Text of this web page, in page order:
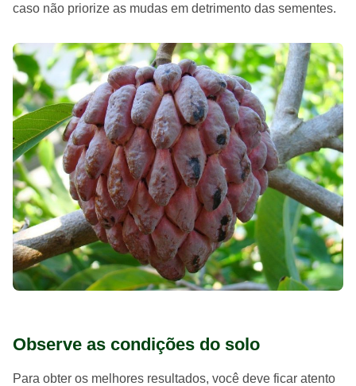
caso não priorize as mudas em detrimento das sementes.
Observe as condições do solo
Para obter os melhores resultados, você deve ficar atento